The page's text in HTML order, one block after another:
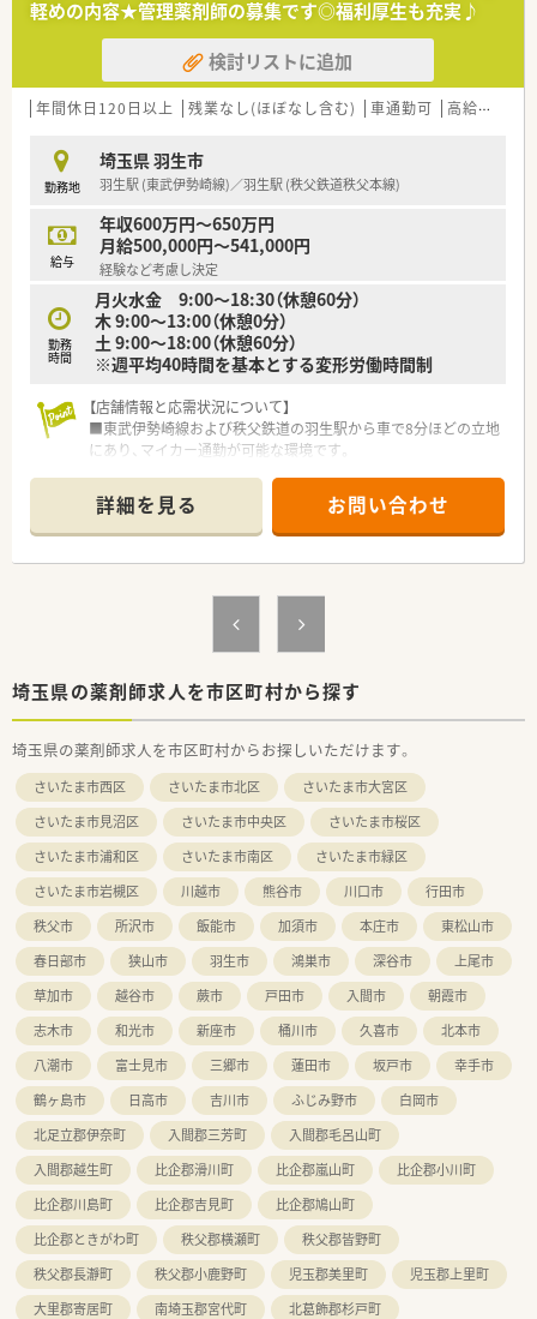
専門性を伸ばせる環境です。
■自動薬剤ピッキング装置の導入など、機械化に積極的な会社で
自社開発の調剤システムを全店舗で使用し、
サービス残業や事務の調剤補助をシステム面から防いでいま
■グループ薬局で調剤したお薬代は、扶養家族も含め全額会社負
担♪
会員制福利厚生クラブの利用や、団体保険の割引など、安心し
て働けます。
■年間休日数125日以上♪
1週間以上の長期休暇を取得する社員が多く、オンオフつけて
働けます。
■産休育休取得率100％、復帰率98％！
認可外保育園の優先入園枠や育児補助金、
ベビーシッターサービスなど、子育てとの両立支援も豊富で
す。
＜ここで学べばどこでも通用！業界随一の教育制度＞
■研修カリキュラムや学習コンテンツが豊富にございます！
■入社1年目の方から中途入社の方まで、
永続的に成長できる教育制度を多数用意しています。
■大学病院での実務研修など医療機関と連携して学べる機会も
あり、
医療人として成長ができます。
■全国どの薬局で働いても、患者さまに選ばれる薬剤師を目指す
＜多彩なキャリアスタイル♪＞
■薬剤師としてのキャリアを積みながら、どんな夢に向かっても
／教育担当として
など…活動領域は広がり続けています。
■薬剤師としての職能を存分に発揮できるフィールドで、あなた
の思い描く未来を実現してください！
軽めの内容★管理薬剤師の募集です◎福利厚生も充実♪
検討リストに追加
年間休日120日以上 残業なし(ほぼなし含む) 車通勤可 高給与(600万円以上)
勤務地
埼玉県 羽生市
羽生駅 (東武伊勢崎線)／羽生駅 (秩父鉄道秩父本線)
給与
年収600万円～650万円
月給500,000円～541,000円
経験など考慮し決定
勤務
時間
月火水金 9:00～18:30（休憩60分）
木 9:00～13:00（休憩0分）
土 9:00～18:00（休憩60分）
※週平均40時間を基本とする変形労働時間制
【店舗情報と応需状況について】
■東武伊勢崎線および秩父鉄道の羽生駅から車で8分ほどの立地
にあり、マイカー通勤が可能な環境です。
ほどを応需している活気ある店舗です。
■薬剤師は常勤とパートを合わせて7名在籍しており、医療事務
も4名体制で日々の業務に対応しています。
■管理薬剤師候補として採用された場合、年収600万円から650
万円の高水準な給与提示が可能です。
■住宅手当や退職金制度などの福利厚生も充実しており、安定し
【勤務実態について】
■全社的な平均残業時間は月10時間程度と少なく、日々の業務
終了後の時間も有効に活用できる環境です。
■有給休暇の取得を推奨しており、平均で年間12日ほど取得さ
れている実績があるため休みやすい雰囲気です。
■1分単位で残業時間を管理するなど労務管理が徹底されてお
り、サービス残業が発生しない仕組みがあります。
【職場環境と雰囲気】
■20代から30代の若手薬剤師が多く活躍しており、活気があり
ながらもフラットで話しやすい雰囲気です。
■近隣店舗との距離が近いためヘルプ体制が整っており、急な休
みでも互いに助け合える安心感があります。
■店舗スタッフ同士の仲が良く、定期的な社内イベントなどを通
じてコミュニケーションを図っている職場です。
詳細を見る お問い合わせ
埼玉県の薬剤師求人を市区町村から探す
埼玉県の薬剤師求人を市区町村からお探しいただけます。
さいたま市西区 さいたま市北区
さいたま市大宮区
さいたま市見沼区
さいたま市中央区
さいたま市桜区
さいたま市浦和区
さいたま市南区
さいたま市緑区
さいたま市岩槻区
川越市 熊谷市 川口市
行田市
秩父市
所沢市 飯能市 加須市 本庄市
東松山市
春日部市
狭山市 羽生市 鴻巣市 深谷市
上尾市
草加市
越谷市 蕨市 戸田市 入間市
朝霞市
志木市
和光市 新座市 桶川市 久喜市
北本市
八潮市
富士見市 三郷市 蓮田市 坂戸市
幸手市
鶴ヶ島市
日高市 吉川市 ふじみ野市
白岡市
北足立郡伊奈町
入間郡三芳町
入間郡毛呂山町
入間郡越生町
比企郡滑川町 比企郡嵐山町
比企郡小川町
比企郡川島町
比企郡吉見町
比企郡鳩山町
比企郡ときがわ町
秩父郡横瀬町
秩父郡皆野町
秩父郡長瀞町
秩父郡小鹿野町 児玉郡美里町
児玉郡上里町
大里郡寄居町
南埼玉郡宮代町
北葛飾郡杉戸町